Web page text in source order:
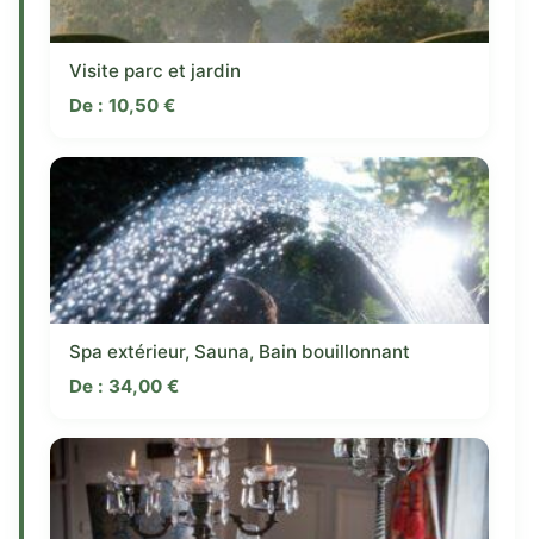
Visite parc et jardin
De : 10,50 €
Spa extérieur, Sauna, Bain bouillonnant
De : 34,00 €